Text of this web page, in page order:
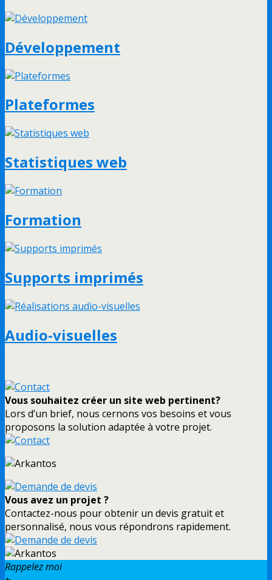
Développement
Plateformes
Statistiques web
Formation
Supports imprimés
Audio-visuelles
Vous souhaitez créer un site web pertinent?
Lors d’un brief, nous cernons vos besoins et vous
proposons la solution adaptée à votre projet.
Vous avez un projet ?
Contactez-nous pour obtenir un devis gratuit et
personnalisé, nous vous répondrons rapidement.
Rappelez moi